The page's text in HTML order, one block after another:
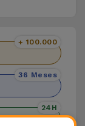
+ 100.000
36 Meses
24H